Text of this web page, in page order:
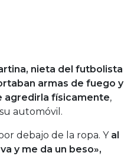
nieta del futbolista
armas de fuego y
agredirla físicamente,
automóvil.
debajo de la ropa. Y al
y me da un beso»,